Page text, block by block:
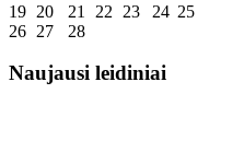
19 20 21 22 23 24 25
26 27 28
Naujausi leidiniai